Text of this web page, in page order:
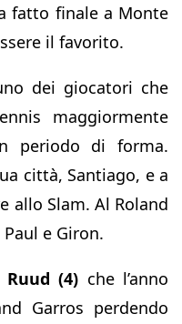
fatto finale a Monte
il favorito.
dei giocatori che
maggiormente
periodo di forma.
città, Santiago, e a
allo Slam. Al Roland
e Giron.
Ruud (4) che l’anno
Garros perdendo